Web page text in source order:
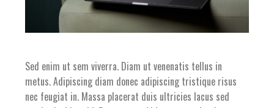
Sed enim ut sem viverra. Diam ut venenatis tellus in
metus. Adipiscing diam donec adipiscing tristique risus
nec feugiat in. Massa placerat duis ultricies lacus sed